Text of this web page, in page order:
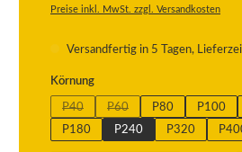
Preise inkl. MwSt. zzgl. Versandkosten
Versandfertig in 5 Tagen,
Körnungauswählen
P40
(Diese Option ist zurzeit nicht
P60
(Diese Option ist zurzeit
P80 P100
P180 P240 P320